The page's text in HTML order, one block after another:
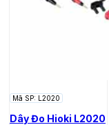
Mã SP: L2020
Dây Đo Hioki L2020